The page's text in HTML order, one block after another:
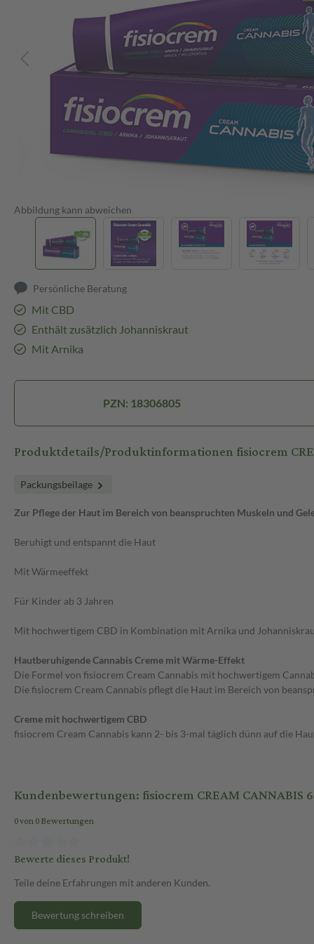
Abbildung kann abweichen
Persönliche Beratung
Mit CBD
Enthält zusätzlich Johanniskraut
Mit Arnika
PZN: 18306805
Produktdetails/Produktinformationen fisiocrem
Packungsbeilage
Zur Pflege der Haut im Bereich von beanspruchten Muskeln und
Beruhigt und entspannt die Haut
Mit Wärmeeffekt
Für Kinder ab 3 Jahren
Mit hochwertigem CBD in Kombination mit Arnika und
Hautberuhigende Cannabis Creme mit Wärme-Effekt
Die Formel von fisiocrem Cream Cannabis mit hochwertigem
Die fisiocrem Cream Cannabis pflegt die Haut im Bereich von
Creme mit hochwertigem CBD
fisiocrem Cream Cannabis kann 2- bis 3-mal täglich dünn auf die
Kundenbewertungen: fisiocrem CREAM CANNABIS
0 von 0 Bewertungen
Bewerte dieses Produkt!
Teile deine Erfahrungen mit anderen Kunden.
Bewertung schreiben